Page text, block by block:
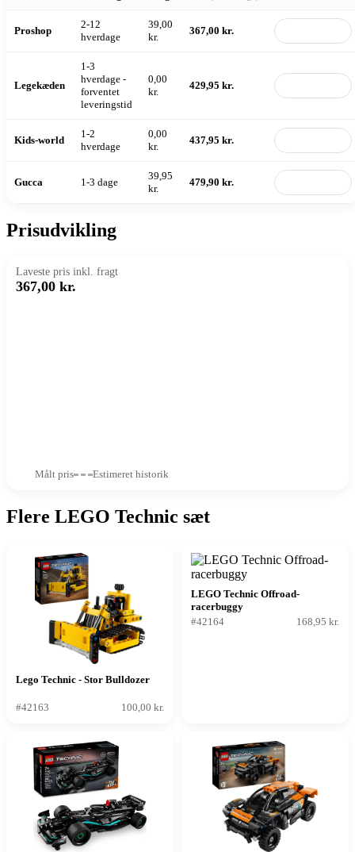
Proshop
2-12
hverdage
39,00
kr.
367,00 kr.
Legekæden
1-3
hverdage -
forventet
leveringstid
0,00
kr.
429,95 kr.
Kids-world
1-2
hverdage
0,00
kr.
437,95 kr.
Gucca 1-3 dage
39,95
kr.
479,90 kr.
Prisudvikling
Laveste pris inkl. fragt
367,00 kr.
Målt pris Estimeret historik
Flere LEGO Technic sæt
Lego Technic - Stor Bulldozer
#42163 100,00 kr.
LEGO Technic Offroad-
racerbuggy
#42164
168,95 kr.